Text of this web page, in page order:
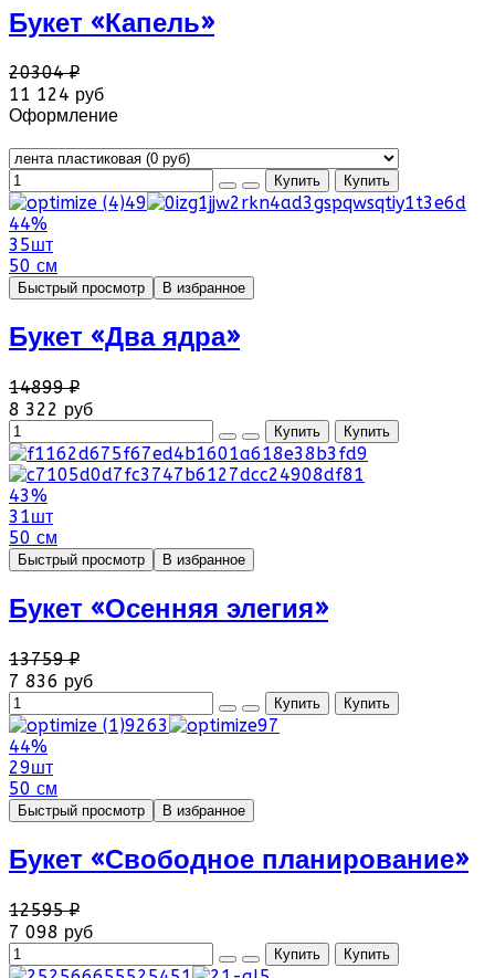
Букет «Капель»
20304 ₽
11 124 руб
Оформление
44%
35шт
50 см
Быстрый просмотр В избранное
Букет «Два ядра»
14899 ₽
8 322 руб
43%
31шт
50 см
Быстрый просмотр В избранное
Букет «Осенняя элегия»
13759 ₽
7 836 руб
44%
29шт
50 см
Быстрый просмотр В избранное
Букет «Свободное планирование»
12595 ₽
7 098 руб